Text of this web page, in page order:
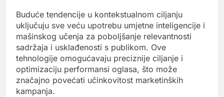
Buduće tendencije u kontekstualnom ciljanju
uključuju sve veću upotrebu umjetne inteligencije i
mašinskog učenja za poboljšanje relevantnosti
sadržaja i usklađenosti s publikom. Ove
tehnologije omogućavaju preciznije ciljanje i
optimizaciju performansi oglasa, što može
značajno povećati učinkovitost marketinških
kampanja.